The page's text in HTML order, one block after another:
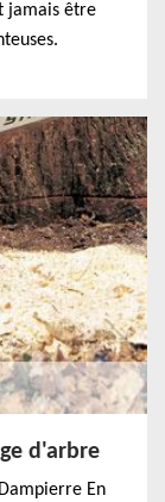
jamais être
d'arbre
En